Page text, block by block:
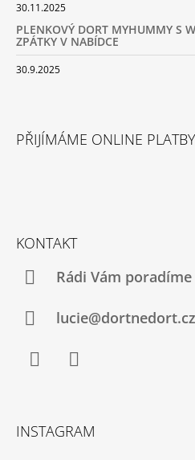
30.11.2025
PLENKOVÝ DORT MYHUMMY S
ZPÁTKY V NABÍDCE
30.9.2025
PŘIJÍMÁME ONLINE PLATBY
KONTAKT
Rádi Vám poradíme
lucie@dortnedort.cz
INSTAGRAM